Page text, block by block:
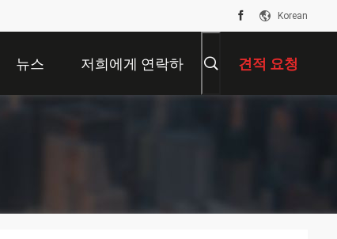
Korean
뉴스 저희에게 연락하 견적 요청